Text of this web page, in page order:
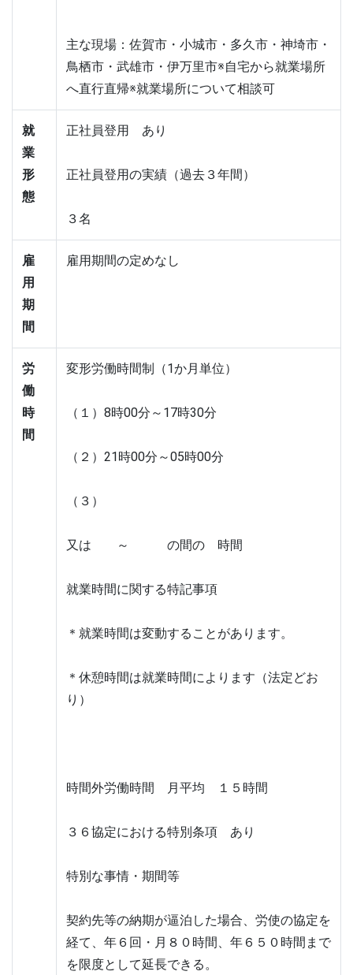
主な現場：佐賀市・小城市・多久市・神埼市・
鳥栖市・武雄市・伊万里市※自宅から就業場所
へ直行直帰※就業場所について相談可
就
業
形
態
正社員登用　あり
正社員登用の実績（過去３年間）
３名
雇
用
期
間
雇用期間の定めなし
労
働
時
間
変形労働時間制（1か月単位）
（１）8時00分～17時30分
（２）21時00分～05時00分
（３）
又は　　～　　　の間の　時間
就業時間に関する特記事項
＊就業時間は変動することがあります。
＊休憩時間は就業時間によります（法定どお
り）
時間外労働時間　月平均　１５時間
３６協定における特別条項　あり
特別な事情・期間等
契約先等の納期が逼泊した場合、労使の協定を
経て、年６回・月８０時間、年６５０時間まで
を限度として延長できる。